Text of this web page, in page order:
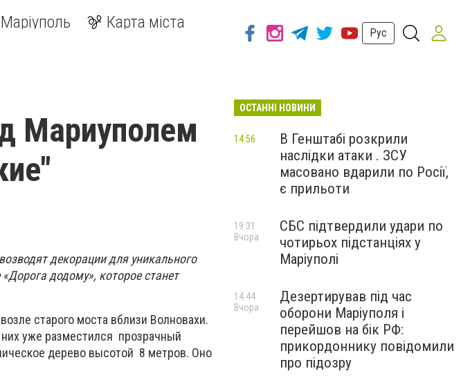
Карта міста
Рус
Мариуполем
декорации для уникального
додому», которое станет
старого моста вблизи Волновахи.
уже разместился прозрачный
дерево высотой 8 метров. Оно
ОСТАННІ НОВИНИ
В Генштабі розкрили
наслідки атаки . ЗСУ
масовано вдарили по Росії,
є прильоти
14:56
СБС підтвердили удари по
чотирьох підстанціях у
Маріуполі
19:31
Вчора
Дезертирував під час
оборони Маріуполя і
перейшов на бік РФ:
прикордоннику повідомили
про підозру
14:44
Вчора